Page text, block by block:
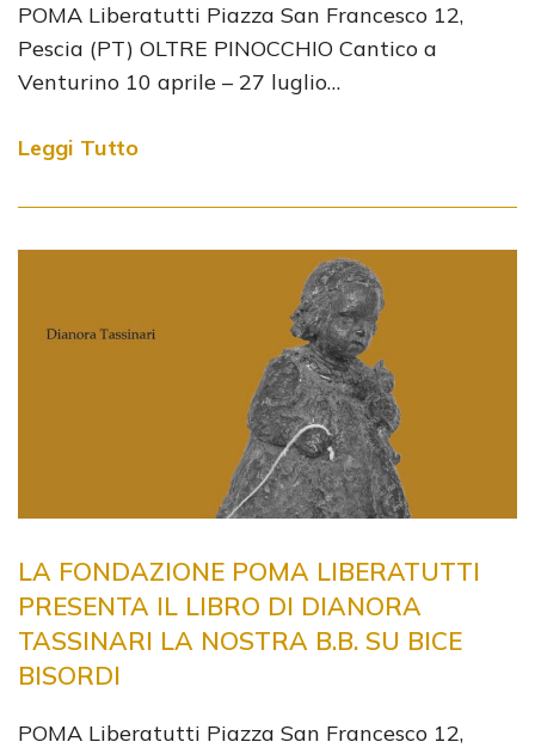
POMA Liberatutti Piazza San Francesco 12,
Pescia (PT) OLTRE PINOCCHIO Cantico a
Venturino 10 aprile – 27 luglio…
Leggi Tutto
LA FONDAZIONE POMA LIBERATUTTI
PRESENTA IL LIBRO DI DIANORA
TASSINARI LA NOSTRA B.B. SU BICE
BISORDI
POMA Liberatutti Piazza San Francesco 12,